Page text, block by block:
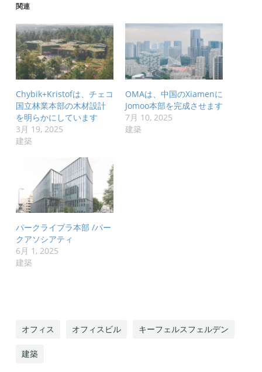
関連
Chybik+Kristofは、チェコ
国立林業本部の木材設計
を明らかにしています
3月 19, 2025
建築
OMAは、中国のXiamenに
Jomoo本部を完成させます
7月 10, 2025
建築
パークライブラ本部 /パー
クアソシアティ
6月 1, 2025
建築
オフィス オフィスビル キーフェルスフェルデン
建築